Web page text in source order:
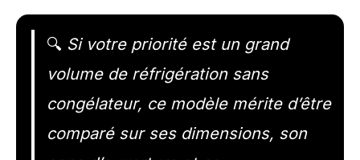
🔍 Si votre priorité est un grand
volume de réfrigération sans
congélateur, ce modèle mérite d’être
comparé sur ses dimensions, son